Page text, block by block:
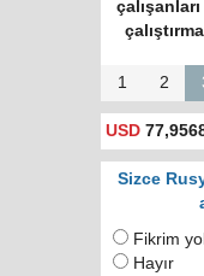
1 2
USD
Sizce
Fikrim
Hayır